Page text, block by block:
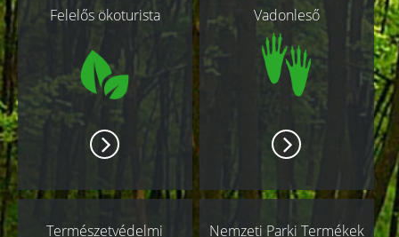
oldalakFelelős ökoturista Vadonleső
Természetvédelmi
Nemzeti Parki Termékek